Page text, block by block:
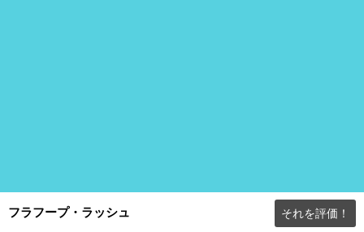
フラフープ・ラッシュ それを評価！